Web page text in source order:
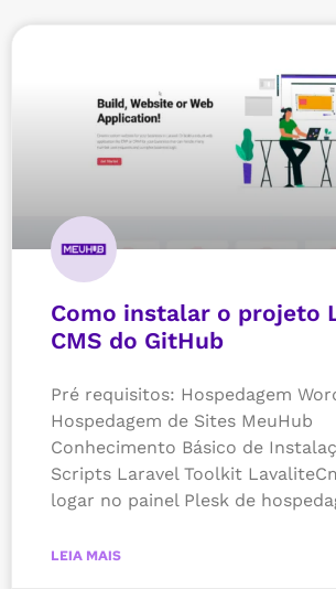
Como instalar o projeto
CMS do GitHub
Pré requisitos: Hospedagem
Hospedagem de Sites MeuHub
Conhecimento Básico de
Scripts Laravel Toolkit
logar no painel Plesk de
LEIA MAIS